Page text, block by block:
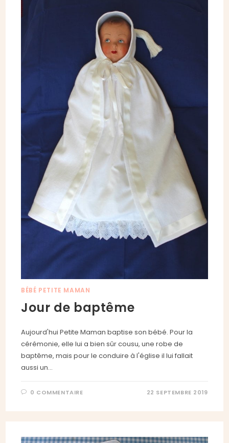
BÉBÉ PETITE MAMAN
Jour de baptême
Aujourd'hui Petite Maman baptise son bébé. Pour la
cérémonie, elle lui a bien sûr cousu, une robe de
baptême, mais pour le conduire à l'église il lui fallait
aussi un…
0 COMMENTAIRE 22 SEPTEMBRE 2019